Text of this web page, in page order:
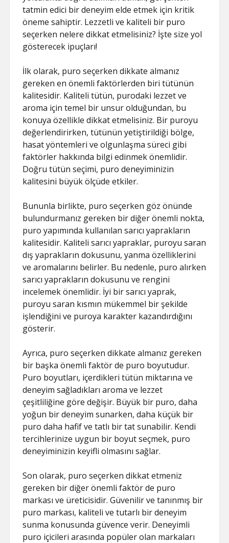
tatmin edici bir deneyim elde etmek için kritik
öneme sahiptir. Lezzetli ve kaliteli bir puro
seçerken nelere dikkat etmelisiniz? İşte size yol
gösterecek ipuçları!
İlk olarak, puro seçerken dikkate almanız
gereken en önemli faktörlerden biri tütünün
kalitesidir. Kaliteli tütün, purodaki lezzet ve
aroma için temel bir unsur olduğundan, bu
konuya özellikle dikkat etmelisiniz. Bir puroyu
değerlendirirken, tütünün yetiştirildiği bölge,
hasat yöntemleri ve olgunlaşma süreci gibi
faktörler hakkında bilgi edinmek önemlidir.
Doğru tütün seçimi, puro deneyiminizin
kalitesini büyük ölçüde etkiler.
Bununla birlikte, puro seçerken göz önünde
bulundurmanız gereken bir diğer önemli nokta,
puro yapımında kullanılan sarıcı yaprakların
kalitesidir. Kaliteli sarıcı yapraklar, puroyu saran
dış yaprakların dokusunu, yanma özelliklerini
ve aromalarını belirler. Bu nedenle, puro alırken
sarıcı yaprakların dokusunu ve rengini
incelemek önemlidir. İyi bir sarıcı yaprak,
puroyu saran kısmın mükemmel bir şekilde
işlendiğini ve puroya karakter kazandırdığını
gösterir.
Ayrıca, puro seçerken dikkate almanız gereken
bir başka önemli faktör de puro boyutudur.
Puro boyutları, içerdikleri tütün miktarına ve
deneyim sağladıkları aroma ve lezzet
çeşitliliğine göre değişir. Büyük bir puro, daha
yoğun bir deneyim sunarken, daha küçük bir
puro daha hafif ve tatlı bir tat sunabilir. Kendi
tercihlerinize uygun bir boyut seçmek, puro
deneyiminizin keyifli olmasını sağlar.
Son olarak, puro seçerken dikkat etmeniz
gereken bir diğer önemli faktör de puro
markası ve üreticisidir. Güvenilir ve tanınmış bir
puro markası, kaliteli ve tutarlı bir deneyim
sunma konusunda güvence verir. Deneyimli
puro içicileri arasında popüler olan markaları